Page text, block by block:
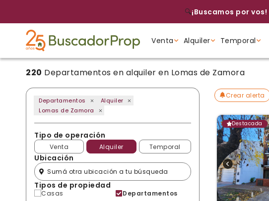
🔍¡Buscamos por vos!
Venta
Tipo de propiedad
Alquiler
Tipo de propiedad
Temporal
Tipo de propiedad
220 Departamentos en alquiler en Lomas de Zamora
Departamentos
Alquiler
Lomas de Zamora
Tipo de operación
Venta Alquiler Temporal
Ubicación
Tipos de propiedad
Casas
Departamentos
Crear alerta
Destacada